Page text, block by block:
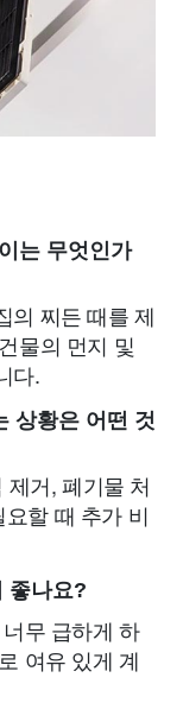
는 무엇인가
의 찌든 때를 제
물의 먼지 및
다.
상황은 어떤 것
거, 폐기물 처
할 때 추가 비
좋나요?
무 급하게 하
여유 있게 계